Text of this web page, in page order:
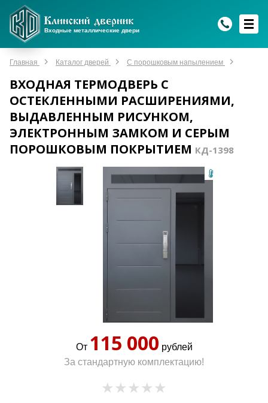
Входные металлические двери
Главная Каталог дверей С порошковым напылением
ВХОДНАЯ ТЕРМОДВЕРЬ С
ОСТЕКЛЕННЫМИ РАСШИРЕНИЯМИ,
ВЫДАВЛЕННЫМ РИСУНКОМ,
ЭЛЕКТРОННЫМ ЗАМКОМ И СЕРЫМ
ПОРОШКОВЫМ ПОКРЫТИЕМ КД-1398
От 115 000 рублей
За стандартную комплектацию!
Max
Мы онлайн!
WhatsApp
Мы онлайн!
Telegram
Мы онлайн!
Max
Мы онлайн!
WhatsApp
Мы онлайн!